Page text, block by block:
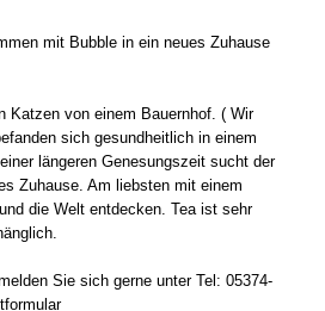
mit Bubble in ein neues Zuhause
Katzen von einem Bauernhof. ( Wir
sich gesundheitlich in einem
längeren Genesungszeit sucht der
Zuhause. Am liebsten mit einem
die Welt entdecken. Tea ist sehr
Sie sich gerne unter Tel: 05374-